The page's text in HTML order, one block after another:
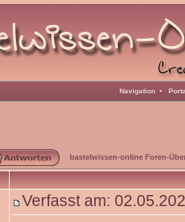
Navigation •
bastelwissen-online Foren-
Verfasst am: